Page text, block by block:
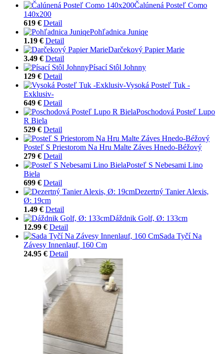
Čalúnená Posteľ Como
140x200
619 € Detail
Pohľadnica Juniqe
1.19 € Detail
Darčekový Papier Marie
3.49 € Detail
Písací Stôl Johnny
129 € Detail
Vysoká Posteľ Tuk -
Exklusiv-
649 € Detail
Poschodová Posteľ Lupo
R Biela
529 € Detail
Posteľ S Priestorom Na Hru Malte Záves Hnedo-Béžový
279 € Detail
Posteľ S Nebesami Lino
Biela
699 € Detail
Dezertný Tanier Alexis,
Ø: 19cm
1.49 € Detail
Dáždnik Golf, Ø: 133cm
12.99 € Detail
Sada Tyčí Na
Závesy Innenlauf, 160 Cm
24.95 € Detail